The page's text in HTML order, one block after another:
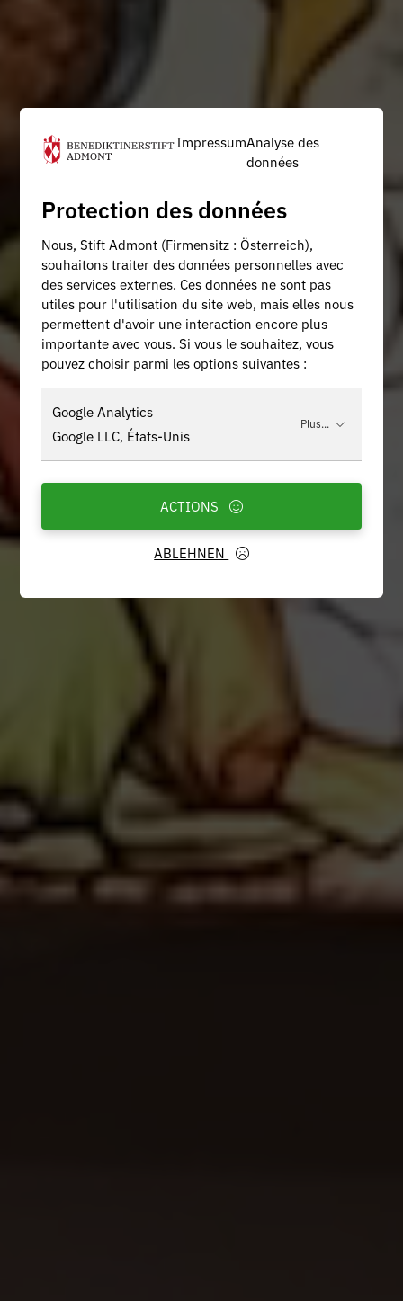
ImpressumAnalyse des
données
Protection des données
Nous, Stift Admont (Firmensitz : Österreich),
souhaitons traiter des données personnelles avec
des services externes. Ces données ne sont pas
utiles pour l'utilisation du site web, mais elles nous
permettent d'avoir une interaction encore plus
importante avec vous. Si vous le souhaitez, vous
pouvez choisir parmi les options suivantes :
Google Analytics
Google LLC, États-Unis
Plus...
ABLEHNEN
ACTIONS